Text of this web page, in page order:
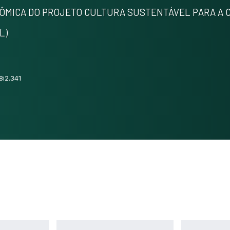
DO PROJETO CULTURA SUSTENTÁVEL PARA A